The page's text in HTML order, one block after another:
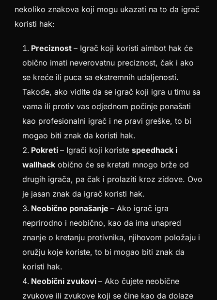
nekoliko znakova koji mogu ukazati na to da igrač
koristi hak:
Preciznost – Igrač koji koristi aimbot hak će
obično imati neverovatnu preciznost, čak i ako
se kreće ili puca sa ekstremnih udaljenosti.
Takođe, ako vidite da se igrač koji igra u timu sa
vama ili protiv vas odjednom počinje ponašati
kao profesionalni igrač i ne pravi greške, to bi
mogao biti znak da koristi hak.
Pokreti – Igrači koji koriste speedhack i
wallhack obično će se kretati mnogo brže od
drugih igrača, pa čak i prolaziti kroz zidove. Ovo
je jasan znak da igrač koristi hak.
Neobično ponašanje – Ako igrač igra
neprirodno i neobično, kao da ima unapred
znanje o kretanju protivnika, njihovom položaju i
oružju koje koriste, to bi mogao biti znak da
koristi hak.
Neobični zvukovi – Ako čujete neobične
zvukove ili zvukove koji se čine kao da dolaze